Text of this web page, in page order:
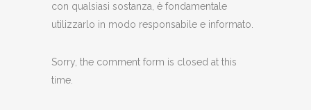
con qualsiasi sostanza, è fondamentale
utilizzarlo in modo responsabile e informato.
Sorry, the comment form is closed at this
time.